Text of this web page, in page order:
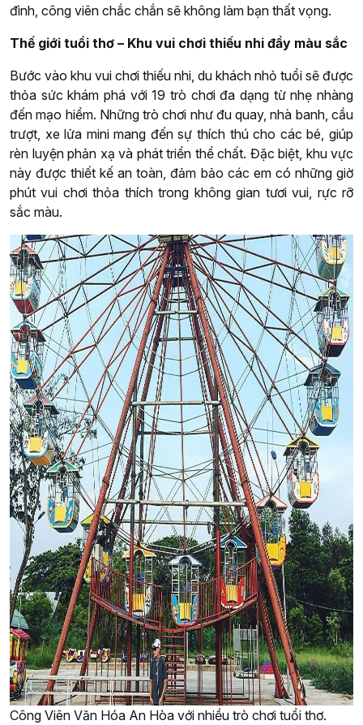
đình, công viên chắc chắn sẽ không làm bạn thất vọng.
Thế giới tuổi thơ – Khu vui chơi thiếu nhi đầy màu sắc
Bước vào khu vui chơi thiếu nhi, du khách nhỏ tuổi sẽ được
thỏa sức khám phá với 19 trò chơi đa dạng từ nhẹ nhàng
đến mạo hiểm. Những trò chơi như đu quay, nhà banh, cầu
trượt, xe lửa mini mang đến sự thích thú cho các bé, giúp
rèn luyện phản xạ và phát triển thể chất. Đặc biệt, khu vực
này được thiết kế an toàn, đảm bảo các em có những giờ
phút vui chơi thỏa thích trong không gian tươi vui, rực rỡ
sắc màu.
Công Viên Văn Hóa An Hòa với nhiều trò chơi tuổi thơ.